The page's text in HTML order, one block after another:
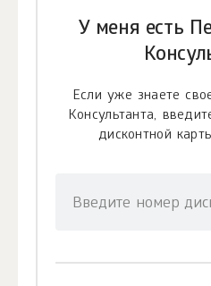
У меня есть
Если уже знаете
Консультанта,
дисконтной
Введите номер